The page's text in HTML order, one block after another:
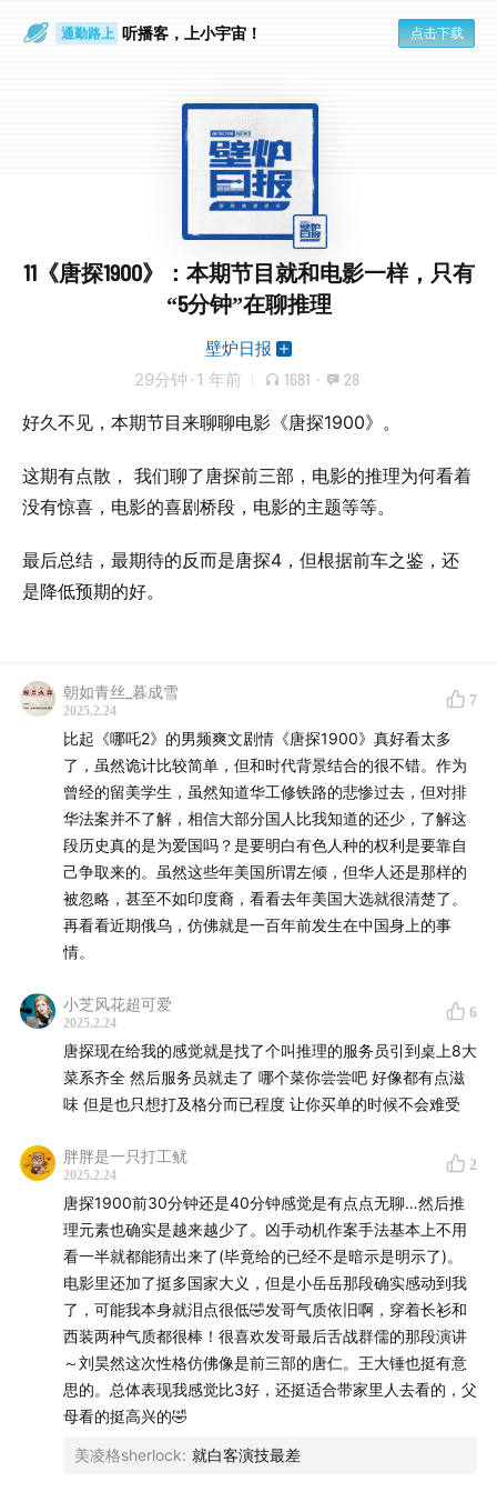
通勤路上 听播客，上小宇宙！ 点击下载
11《唐探1900》：本期节目就和电影一样，只有
“5分钟”在聊推理
壁炉日报
29分钟 · 1 年前 1681 · 28
好久不见，本期节目来聊聊电影《唐探1900》。
这期有点散， 我们聊了唐探前三部，电影的推理为何看着
没有惊喜，电影的喜剧桥段，电影的主题等等。
最后总结，最期待的反而是唐探4，但根据前车之鉴，还
是降低预期的好。
朝如青丝_暮成雪
2025.2.24
7
比起《哪吒2》的男频爽文剧情《唐探1900》真好看太多
了，虽然诡计比较简单，但和时代背景结合的很不错。作为
曾经的留美学生，虽然知道华工修铁路的悲惨过去，但对排
华法案并不了解，相信大部分国人比我知道的还少，了解这
段历史真的是为爱国吗？是要明白有色人种的权利是要靠自
己争取来的。虽然这些年美国所谓左倾，但华人还是那样的
被忽略，甚至不如印度裔，看看去年美国大选就很清楚了。
再看看近期俄乌，仿佛就是一百年前发生在中国身上的事
情。
小芝风花超可爱
2025.2.24
6
唐探现在给我的感觉就是找了个叫推理的服务员引到桌上8大
菜系齐全 然后服务员就走了 哪个菜你尝尝吧 好像都有点滋
味 但是也只想打及格分而已程度 让你买单的时候不会难受
胖胖是一只打工鱿
2025.2.24
2
唐探1900前30分钟还是40分钟感觉是有点点无聊…然后推
理元素也确实是越来越少了。凶手动机作案手法基本上不用
看一半就都能猜出来了(毕竟给的已经不是暗示是明示了)。
电影里还加了挺多国家大义，但是小岳岳那段确实感动到我
了，可能我本身就泪点很低🤣发哥气质依旧啊，穿着长衫和
西装两种气质都很棒！很喜欢发哥最后舌战群儒的那段演讲
～刘昊然这次性格仿佛像是前三部的唐仁。王大锤也挺有意
思的。总体表现我感觉比3好，还挺适合带家里人去看的，父
母看的挺高兴的🤣
美凌格sherlock: 就白客演技最差